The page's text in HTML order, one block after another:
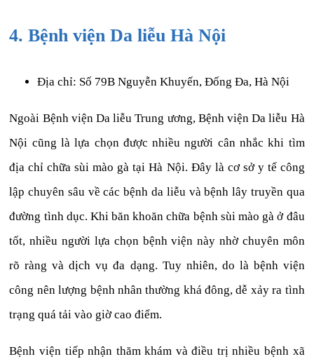
4. Bệnh viện Da liễu Hà Nội
Địa chỉ: Số 79B Nguyễn Khuyến, Đống Đa, Hà Nội
Ngoài Bệnh viện Da liễu Trung ương, Bệnh viện Da liễu Hà
Nội cũng là lựa chọn được nhiều người cân nhắc khi tìm
địa chỉ chữa sùi mào gà tại Hà Nội. Đây là cơ sở y tế công
lập chuyên sâu về các bệnh da liễu và bệnh lây truyền qua
đường tình dục. Khi băn khoăn chữa bệnh sùi mào gà ở đâu
tốt, nhiều người lựa chọn bệnh viện này nhờ chuyên môn
rõ ràng và dịch vụ đa dạng. Tuy nhiên, do là bệnh viện
công nên lượng bệnh nhân thường khá đông, dễ xảy ra tình
trạng quá tải vào giờ cao điểm.
Bệnh viện tiếp nhận thăm khám và điều trị nhiều bệnh xã